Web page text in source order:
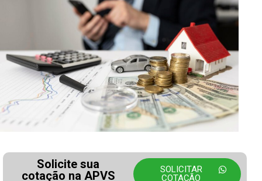
Solicite sua
cotação na APVS
SOLICITAR
COTAÇÃO